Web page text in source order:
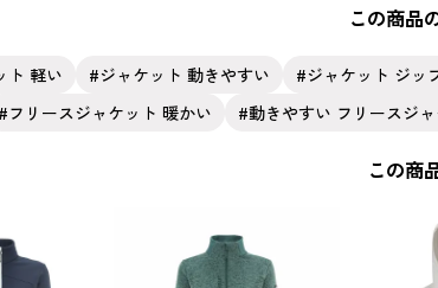
この商品
ト 軽い ジャケット 動きやすい ジャケット ジッ
フリースジャケット 暖かい
動きやすい フリースジ
この商